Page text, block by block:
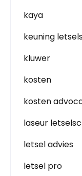
kaya
keuning
kluwer
kosten
kosten
laseur
letsel advies
letsel pro